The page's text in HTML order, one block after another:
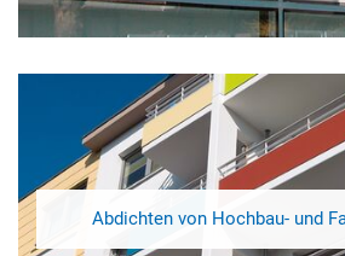
Abdichten von Hochbau- und